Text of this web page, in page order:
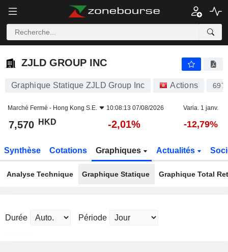
ZJLD GROUP INC
ZJLD GROUP INC
Graphique Statique ZJLD Group Inc Actions
Marché Fermé - Hong Kong S.E. 10:08:13 07/08/2026 Varia. 1 janv.
7,570 HKD -2,01% -12,79%
Synthèse Cotations Graphiques Actualités
Analyse Technique Graphique Statique Graphique Total
Durée Période